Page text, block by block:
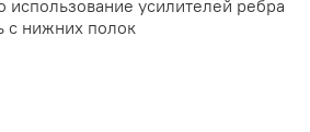
использование усилителей ребра
с нижних полок